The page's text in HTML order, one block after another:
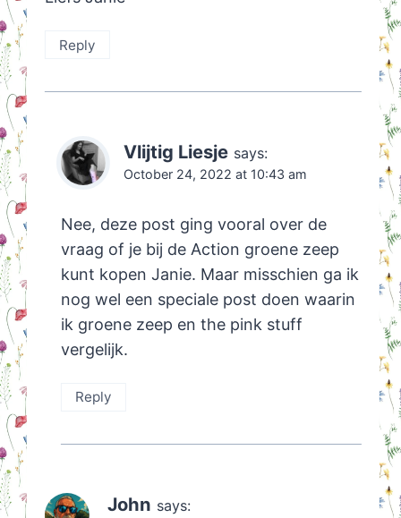
Reply
Vlijtig Liesje says:
October 24, 2022 at 10:43 am
Nee, deze post ging vooral over de
vraag of je bij de Action groene zeep
kunt kopen Janie. Maar misschien ga ik
nog wel een speciale post doen waarin
ik groene zeep en the pink stuff
vergelijk.
Reply
John says: